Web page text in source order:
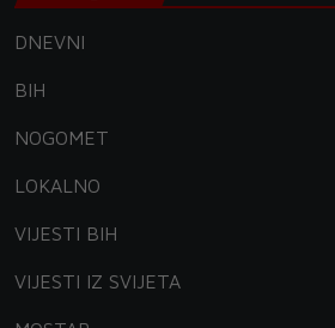
DNEVNI
BIH
NOGOMET
LOKALNO
VIJESTI BIH
VIJESTI IZ SVIJETA